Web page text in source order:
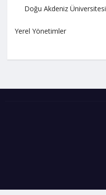
Doğu Akdeniz Üniversitesi
Yerel Yönetimler